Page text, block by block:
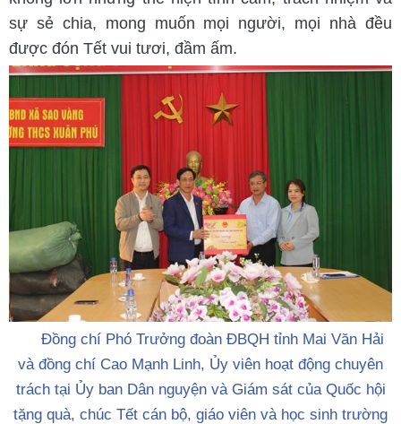
sự sẻ chia, mong muốn mọi người, mọi nhà đều
được đón Tết vui tươi, đầm ấm.
Đồng chí Phó Trưởng đoàn ĐBQH tỉnh Mai Văn Hải
và đồng chí Cao Mạnh Linh, Ủy viên hoạt động chuyên
trách tại Ủy ban Dân nguyện và Giám sát của Quốc hội
tặng quà, chúc Tết cán bộ, giáo viên và học sinh trường